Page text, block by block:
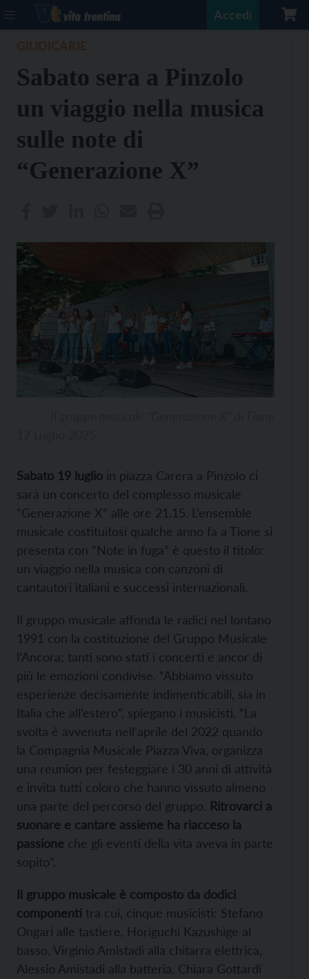
Accedi
Sabato sera a Pinzolo
un viaggio nella musica
sulle note di
“Generazione X”
Sabato 19 luglio in piazza Carera a Pinzolo ci
sarà un concerto del complesso musicale
“Generazione X” alle ore 21.15. L’ensemble
musicale costituitosi qualche anno fa a Tione si
presenta con “Note in fuga” è questo il titolo:
un viaggio nella musica con canzoni di
cantautori italiani e successi internazionali.
Il gruppo musicale affonda le radici nel lontano
1991 con la costituzione del Gruppo Musicale
l’Ancora; tanti sono stati i concerti e ancor di
più le emozioni condivise. “Abbiamo vissuto
esperienze decisamente indimenticabili, sia in
Italia che all’estero”, spiegano i musicisti. “La
svolta è avvenuta nell’aprile del 2022 quando
la Compagnia Musicale Piazza Viva, organizza
una reunion per festeggiare i 30 anni di attività
e invita tutti coloro che hanno vissuto almeno
una parte del percorso del gruppo. Ritrovarci a
suonare e cantare assieme ha riacceso la
passione che gli eventi della vita aveva in parte
sopito”.
Il gruppo musicale è composto da dodici
componenti tra cui, cinque musicisti: Stefano
Ongari alle tastiere, Horiguchi Kazushige al
basso, Virginio Amistadi alla chitarra elettrica,
Alessio Amistadi alla batteria, Chiara Gottardi